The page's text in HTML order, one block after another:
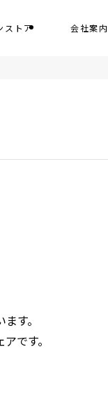
ストア 会社案内
す。
です。